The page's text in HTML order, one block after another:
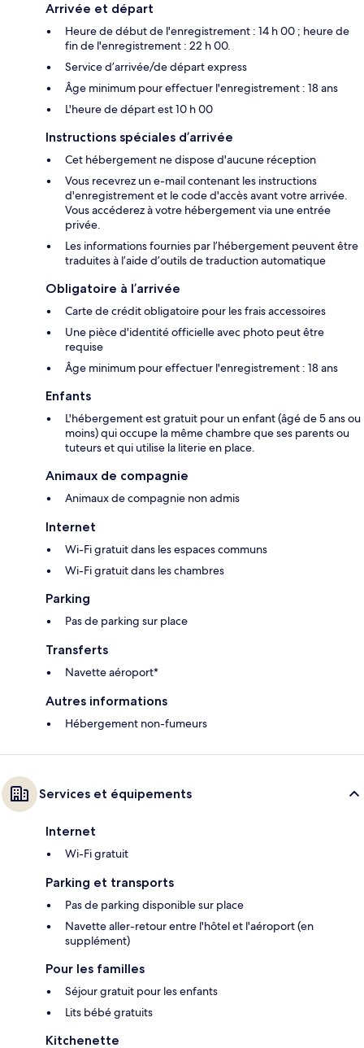
Arrivée et départ
Heure de début de l'enregistrement : 14 h 00 ; heure de
fin de l'enregistrement : 22 h 00.
Service d’arrivée/de départ express
Âge minimum pour effectuer l'enregistrement : 18 ans
L'heure de départ est 10 h 00
Instructions spéciales d’arrivée
Cet hébergement ne dispose d'aucune réception
Vous recevrez un e-mail contenant les instructions
d'enregistrement et le code d'accès avant votre arrivée.
Vous accéderez à votre hébergement via une entrée
privée.
Les informations fournies par l’hébergement peuvent être
traduites à l’aide d’outils de traduction automatique
Obligatoire à l’arrivée
Carte de crédit obligatoire pour les frais accessoires
Une pièce d'identité officielle avec photo peut être
requise
Âge minimum pour effectuer l'enregistrement : 18 ans
Enfants
L'hébergement est gratuit pour un enfant (âgé de 5 ans ou
moins) qui occupe la même chambre que ses parents ou
tuteurs et qui utilise la literie en place.
Animaux de compagnie
Animaux de compagnie non admis
Internet
Wi-Fi gratuit dans les espaces communs
Wi-Fi gratuit dans les chambres
Parking
Pas de parking sur place
Transferts
Navette aéroport*
Autres informations
Hébergement non-fumeurs
Services et équipements
Internet
Wi-Fi gratuit
Parking et transports
Pas de parking disponible sur place
Navette aller-retour entre l'hôtel et l'aéroport (en
supplément)
Pour les familles
Séjour gratuit pour les enfants
Lits bébé gratuits
Kitchenette